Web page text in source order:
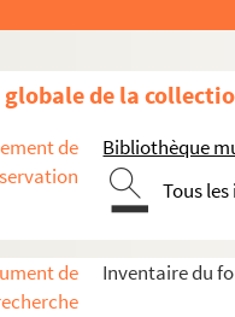
de la
de
Bibliothèque
Tous
de
Inventaire du
2. Partitions de Robichon,
C.18/2. Partitions de
2. Partitions de Roch,
C.18/2. Partitions de Roches,
2. Partitions de Rodgers,
C.18/2. Partitions de Roggées,